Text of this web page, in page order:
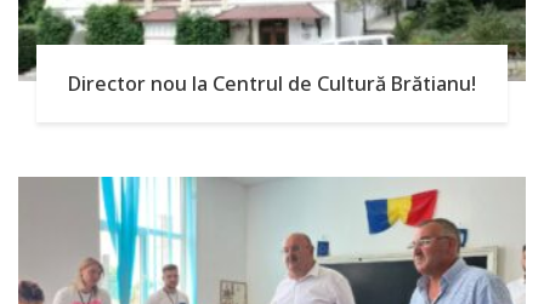
Director nou la Centrul de Cultură Brătianu!